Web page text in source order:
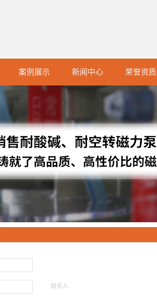
案例展示 新闻中心 荣誉资质
联系人